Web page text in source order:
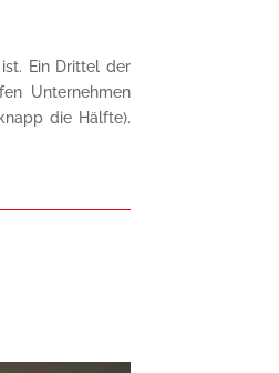
Ein Drittel der
Unternehmen
die Hälfte).